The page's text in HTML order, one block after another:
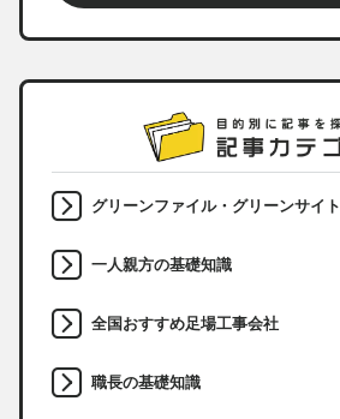
グリーンファイル・グリーンサイト
一人親方の基礎知識
全国おすすめ足場工事会社
職長の基礎知識